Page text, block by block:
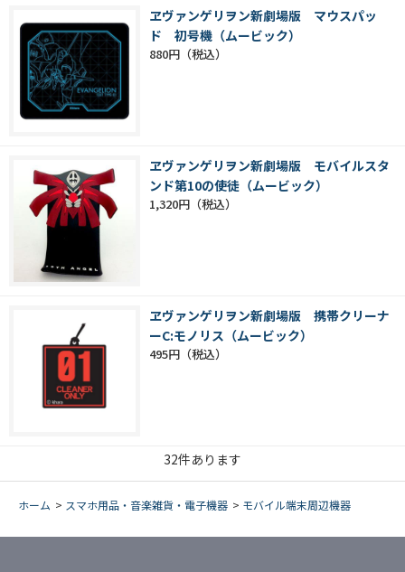
ヱヴァンゲリヲン新劇場版 マウスパッ
ド 初号機（ムービック）
880円
ヱヴァンゲリヲン新劇場版 モバイルスタ
ンド第10の使徒（ムービック）
1,320円
ヱヴァンゲリヲン新劇場版 携帯クリーナ
ーC:モノリス（ムービック）
495円
32件あります
ホーム > スマホ用品・音楽雑貨・電子機器 > モバイル端末周辺機器